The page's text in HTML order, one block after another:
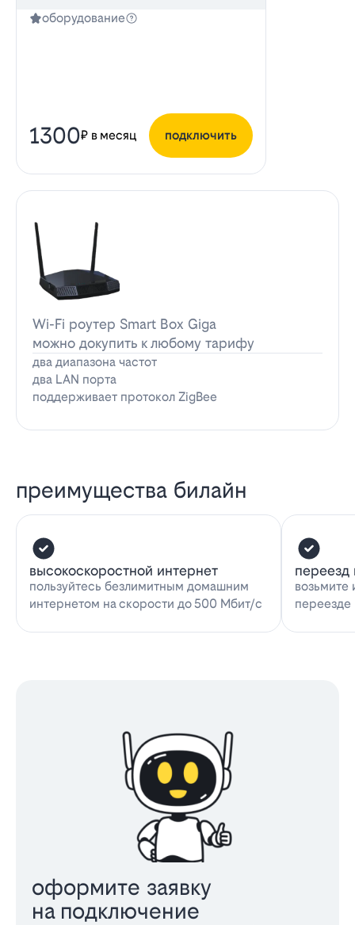
оборудование
1300₽ в месяц подключить
Wi-Fi роутер Smart Box Giga
можно докупить к любому тарифу
два диапазона частот
два LAN порта
поддерживает протокол ZigBee
преимущества билайн
высокоскоростной интернет
пользуйтесь безлимитным домашним
интернетом на скорости до 500 Мбит/с
переезд
возьмите
переезде
оформите заявку
на подключение